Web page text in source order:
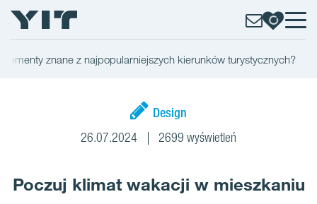
znane z najpopularniejszych kierunków turystycznych?
Design
26.07.2024 2699 wyświetleń
Poczuj klimat wakacji w mieszkaniu